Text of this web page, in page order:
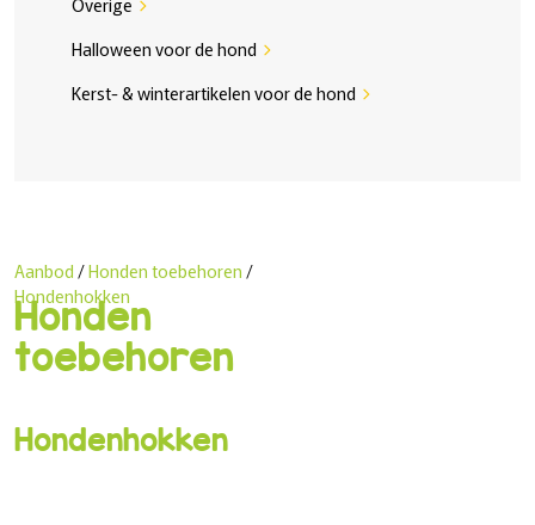
chevron_right
Halloween voor de hond chevron_right
Kerst- & winterartikelen voor de hond chevron_right
Honden
toebehoren
Aanbod /Honden toebehoren /
Hondenhokken
Hondenhokken